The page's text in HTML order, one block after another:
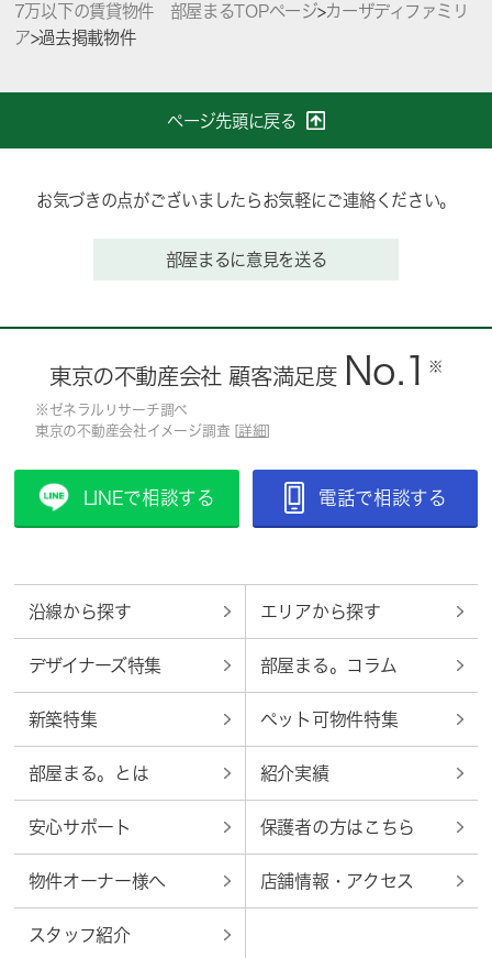
7万以下の賃貸物件 部屋まるTOPページ>カーザディファミリ
ア>過去掲載物件
ページ先頭に戻る
お気づきの点がございましたらお気軽にご連絡ください。
部屋まるに意見を送る
東京の不動産会社 顧客満足度 No.1 ※
※ゼネラルリサーチ調べ
東京の不動産会社イメージ調査 [ 詳細
LINEで相談する 電話で相談する
沿線から探す エリアから探す
デザイナーズ特集 部屋まる。コラム
新築特集 ペット可物件特集
部屋まる。とは 紹介実績
安心サポート 保護者の方はこちら
物件オーナー様へ 店舗情報・アクセス
スタッフ紹介